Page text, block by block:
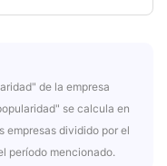
de la empresa
se calcula en
empresas dividido por el
período mencionado.